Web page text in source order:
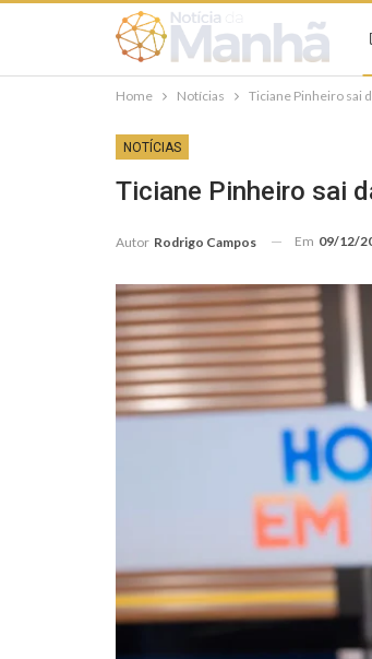
Home Notícias Ticiane Pinheiro sai
NOTÍCIAS
Ticiane Pinheiro sai
Autor Rodrigo Campos Em 09/12/